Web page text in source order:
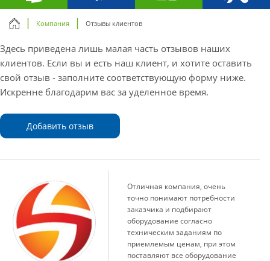
Компания Отзывы клиентов
Здесь приведена лишь малая часть отзывов наших
клиентов. Если вы и есть наш клиент, и хотите оставить
свой отзыв - заполните соответствующую форму ниже.
Искренне благодарим вас за уделенное время.
Добавить отзыв
Отличная компания, очень
точно понимают потребности
заказчика и подбирают
оборудование согласно
техническим заданиям по
приемлемым ценам, при этом
поставляют все оборудование